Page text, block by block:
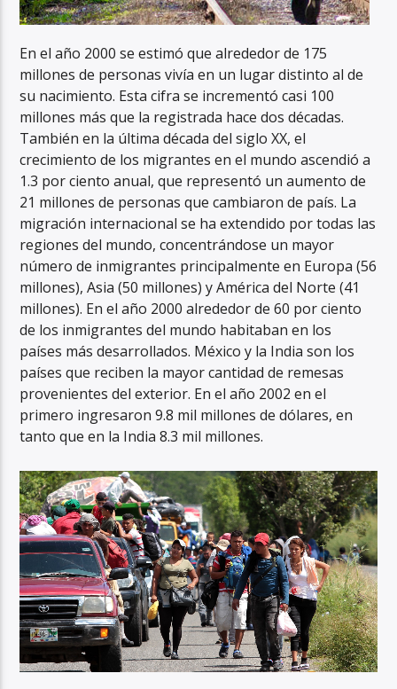
En el año 2000 se estimó que alrededor de 175
millones de personas vivía en un lugar distinto al de
su nacimiento. Esta cifra se incrementó casi 100
millones más que la registrada hace dos décadas.
También en la última década del siglo XX, el
crecimiento de los migrantes en el mundo ascendió a
1.3 por ciento anual, que representó un aumento de
21 millones de personas que cambiaron de país. La
migración internacional se ha extendido por todas las
regiones del mundo, concentrándose un mayor
número de inmigrantes principalmente en Europa (56
millones), Asia (50 millones) y América del Norte (41
millones). En el año 2000 alrededor de 60 por ciento
de los inmigrantes del mundo habitaban en los
países más desarrollados. México y la India son los
países que reciben la mayor cantidad de remesas
provenientes del exterior. En el año 2002 en el
primero ingresaron 9.8 mil millones de dólares, en
tanto que en la India 8.3 mil millones.